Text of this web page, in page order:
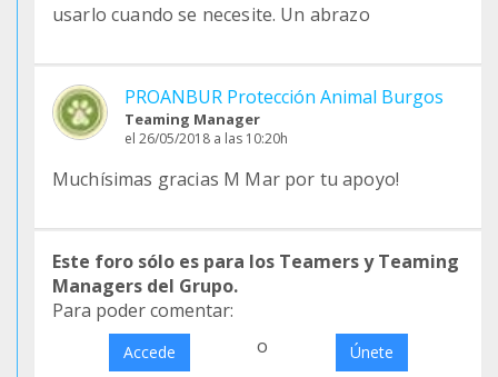
usarlo cuando se necesite. Un abrazo
PROANBUR Protección Animal Burgos
Teaming Manager
el 26/05/2018 a las 10:20h
Muchísimas gracias M Mar por tu apoyo!
Este foro sólo es para los Teamers y Teaming
Managers del Grupo.
Para poder comentar:
Accede o Únete